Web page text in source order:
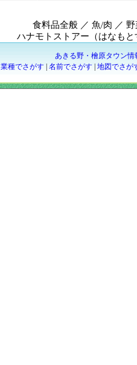
食料品全般 ／ 魚/肉 ／
ハナモトストアー（はなも
あきる野・檜原タウン情
業種でさがす 名前でさがす 地図でさが